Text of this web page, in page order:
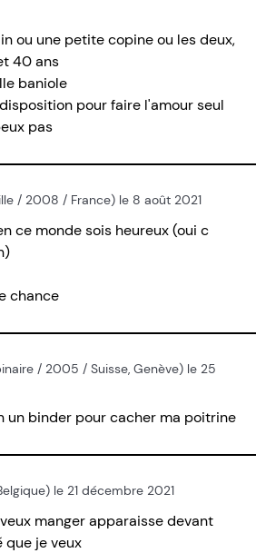
ou une petite copine ou les deux,
40 ans
baniole
pour faire l'amour seul
pas
/ 2008 / France) le 8 août 2021
ce monde sois heureux (oui c
chance
/ 2005 / Suisse, Genève) le 25
un binder pour cacher ma poitrine
le 21 décembre 2021
manger apparaisse devant
que je veux